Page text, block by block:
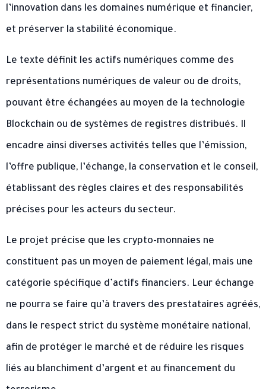
l’innovation dans les domaines numérique et financier,
et préserver la stabilité économique.
Le texte définit les actifs numériques comme des
représentations numériques de valeur ou de droits,
pouvant être échangées au moyen de la technologie
Blockchain ou de systèmes de registres distribués. Il
encadre ainsi diverses activités telles que l’émission,
l’offre publique, l’échange, la conservation et le conseil,
établissant des règles claires et des responsabilités
précises pour les acteurs du secteur.
Le projet précise que les crypto-monnaies ne
constituent pas un moyen de paiement légal, mais une
catégorie spécifique d’actifs financiers. Leur échange
ne pourra se faire qu’à travers des prestataires agréés,
dans le respect strict du système monétaire national,
afin de protéger le marché et de réduire les risques
liés au blanchiment d’argent et au financement du